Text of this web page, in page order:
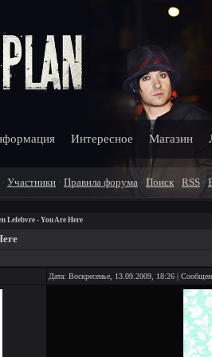
Интересное Магазин
· Участники · Правила форума · Поиск · RSS ·
Lefebvre - You Are Here
Дата: Воскресенье, 13.09.2009, 18:26 |